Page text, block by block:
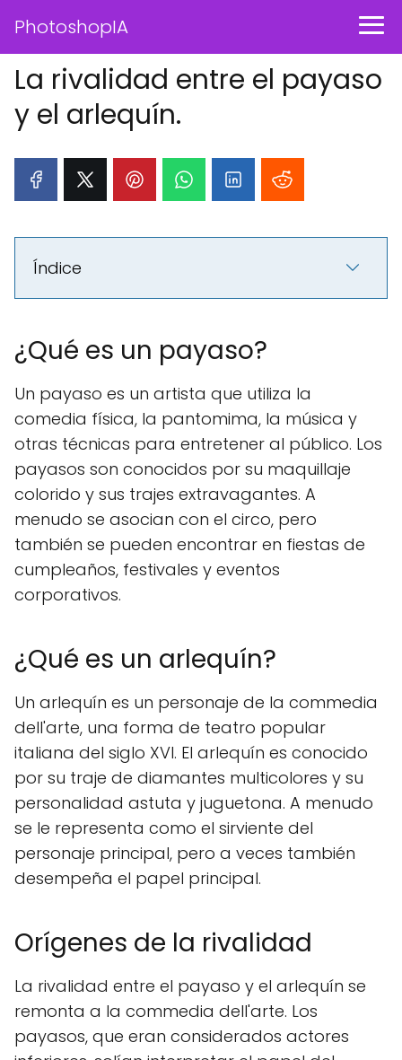
PhotoshopIA
La rivalidad entre el payaso
y el arlequín.
Índice
¿Qué es un payaso?
Un payaso es un artista que utiliza la
comedia física, la pantomima, la música y
otras técnicas para entretener al público. Los
payasos son conocidos por su maquillaje
colorido y sus trajes extravagantes. A
menudo se asocian con el circo, pero
también se pueden encontrar en fiestas de
cumpleaños, festivales y eventos
corporativos.
¿Qué es un arlequín?
Un arlequín es un personaje de la commedia
dell'arte, una forma de teatro popular
italiana del siglo XVI. El arlequín es conocido
por su traje de diamantes multicolores y su
personalidad astuta y juguetona. A menudo
se le representa como el sirviente del
personaje principal, pero a veces también
desempeña el papel principal.
Orígenes de la rivalidad
La rivalidad entre el payaso y el arlequín se
remonta a la commedia dell'arte. Los
payasos, que eran considerados actores